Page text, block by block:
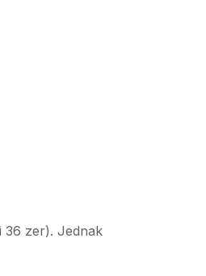
36 zer). Jednak